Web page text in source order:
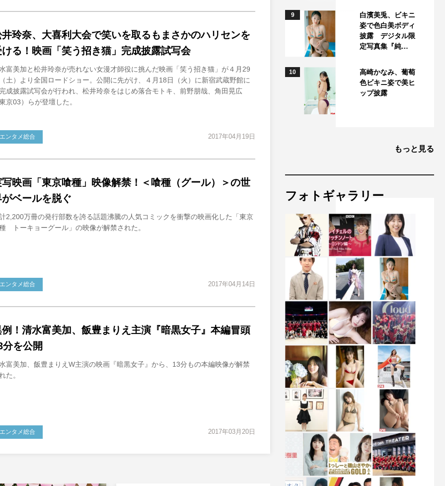
井玲奈、大喜利大会で笑いを取るもまさかのハリセンを
ける！映画「笑う招き猫」完成披露試写会
富美加と松井玲奈が売れない女漫才師役に挑んだ映画「笑う招き猫」が４月29
土）より全国ロードショー。公開に先がけ、４月18日（火）に新宿武蔵野館に
成披露試写会が行われ、松井玲奈をはじめ落合モトキ、前野朋哉、角田晃広
京03）らが登壇した。
2017年04月19日
エンタメ総合
写映画「東京喰種」映像解禁！＜喰種（グール）＞の世
ベールを脱ぐ
2,200万冊の発行部数を誇る話題沸騰の人気コミックを衝撃の映画化した「東京
トーキョーグール」の映像が解禁された。
2017年04月14日
エンタメ総合
例！清水富美加、飯豊まりえ主演『暗黒女子』本編冒頭
分を公開
富美加、飯豊まりえW主演の映画『暗黒女子』から、13分もの本編映像が解禁
た。
2017年03月20日
エンタメ総合
9
白濱美兎、ビキニ
姿で色白美ボディ
披露 デジタル限
定写真集『純…
10
高崎かなみ、葡萄
色ビキニ姿で美ヒ
ップ披露
もっと見る
フォトギャラリー